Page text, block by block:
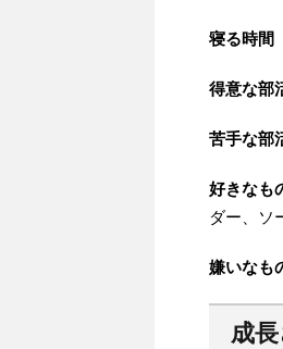
寝る時間
得意な部
苦手な部
好きなも
ダー、ソ
嫌いなも
成